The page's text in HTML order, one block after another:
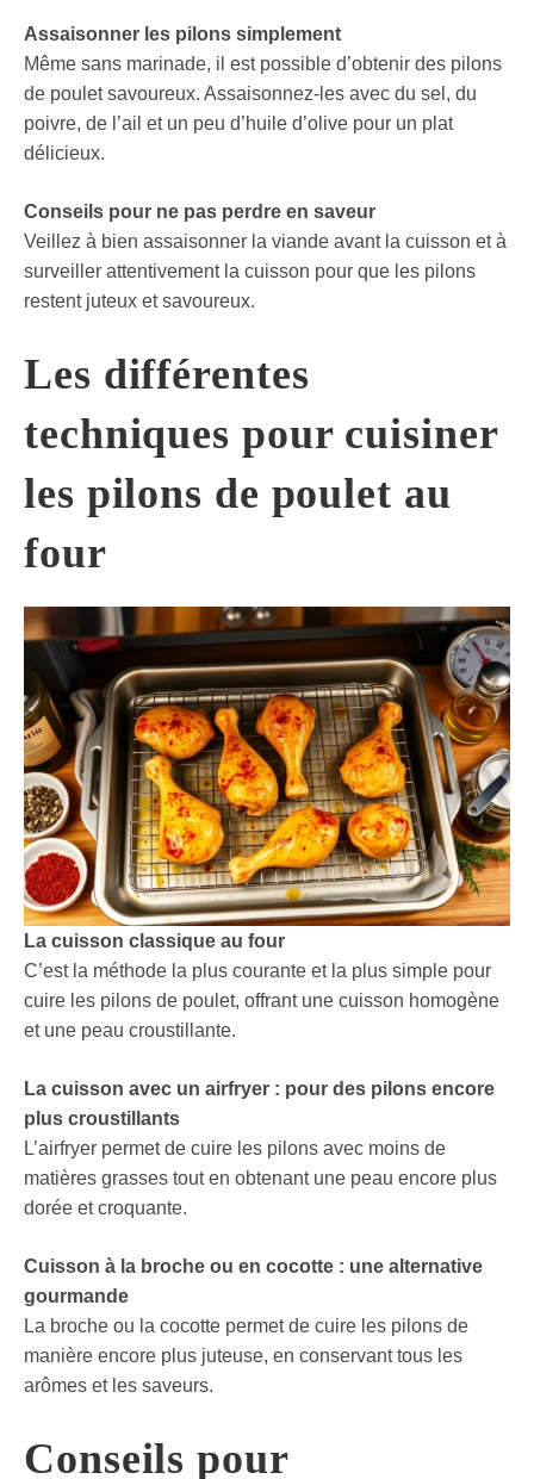
Assaisonner les pilons simplement
Même sans marinade, il est possible d’obtenir des pilons
de poulet savoureux. Assaisonnez-les avec du sel, du
poivre, de l’ail et un peu d’huile d’olive pour un plat
délicieux.
Conseils pour ne pas perdre en saveur
Veillez à bien assaisonner la viande avant la cuisson et à
surveiller attentivement la cuisson pour que les pilons
restent juteux et savoureux.
Les différentes
techniques pour cuisiner
les pilons de poulet au
four
La cuisson classique au four
C’est la méthode la plus courante et la plus simple pour
cuire les pilons de poulet, offrant une cuisson homogène
et une peau croustillante.
La cuisson avec un airfryer : pour des pilons encore
plus croustillants
L’airfryer permet de cuire les pilons avec moins de
matières grasses tout en obtenant une peau encore plus
dorée et croquante.
Cuisson à la broche ou en cocotte : une alternative
gourmande
La broche ou la cocotte permet de cuire les pilons de
manière encore plus juteuse, en conservant tous les
arômes et les saveurs.
Conseils pour